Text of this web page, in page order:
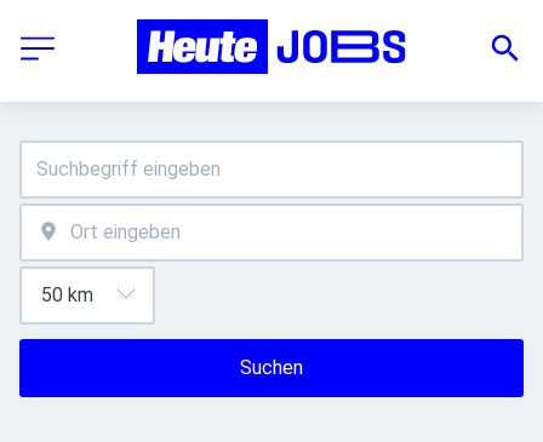
Suchen